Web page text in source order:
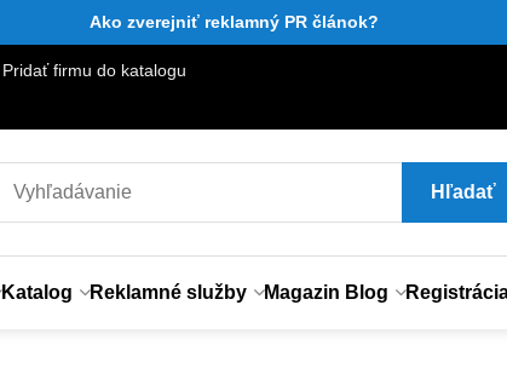
Ako zverejniť reklamný PR článok?
Pridať firmu do katalogu
Hľadať
Katalog Reklamné služby Magazin Blog